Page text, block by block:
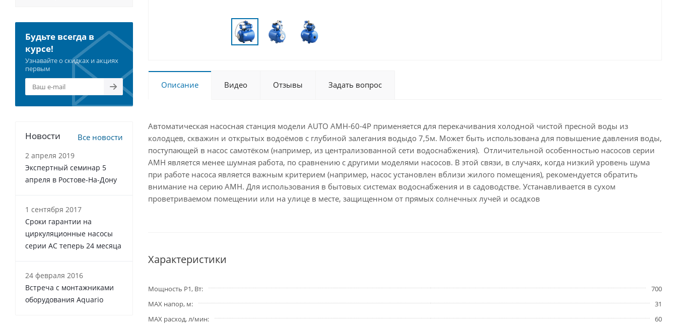
Описание Видео Отзывы Задать вопрос
Автоматическая насосная станция модели AUTO AMH-60-4P применяется для перекачивания холодной чистой пресной воды из
колодцев, скважин и открытых водоёмов с глубиной залегания водыдо 7,5м. Может быть использована для повышение давления воды,
поступающей в насос самотёком (например, из централизованной сети водоснабжения). Отличительной особенностью насосов серии
АМН является менее шумная работа, по сравнению с другими моделями насосов. В этой связи, в случаях, когда низкий уровень шума
при работе насоса является важным критерием (например, насос установлен вблизи жилого помещения), рекомендуется обратить
внимание на серию AMH. Для использования в бытовых системах водоснабжения и в садоводстве. Устанавливается в сухом
проветриваемом помещении или на улице в месте, защищенном от прямых солнечных лучей и осадков
Характеристики
Мощность P1, Вт
700
MAX напор, м
31
MAX расход, л/мин
60
Будьте всегда в
курсе!
Узнавайте о скидках и акциях
первым
Новости Все новости
2 апреля 2019
Экспертный семинар 5
апреля в Ростове-На-Дону
1 сентября 2017
Сроки гарантии на
циркуляционные насосы
серии АС теперь 24 месяца
24 февраля 2016
Встреча с монтажниками
оборудования Aquario